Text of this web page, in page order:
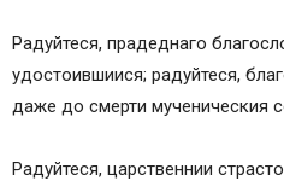
Радуйтеся, прадеднаго
удостоившиися; радуйтеся,
даже до смерти мученическия
Радуйтеся, царственнии